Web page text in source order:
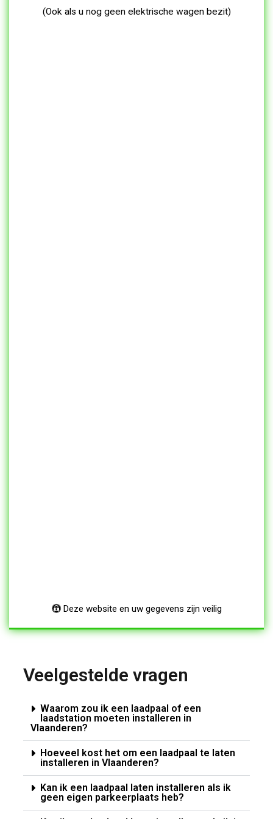
(Ook als u nog geen elektrische wagen bezit)
Deze website en uw gegevens zijn veilig
Veelgestelde vragen
Waarom zou ik een laadpaal of een
laadstation moeten installeren in
Vlaanderen?
Hoeveel kost het om een laadpaal te laten
installeren in Vlaanderen?
Kan ik een laadpaal laten installeren als ik
geen eigen parkeerplaats heb?